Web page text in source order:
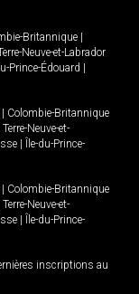
Britannique
Neuve-et-Labrador
Prince-Édouard
Colombie-Britannique
Terre-Neuve-et-
Île-du-Prince-
Colombie-Britannique
Terre-Neuve-et-
Île-du-Prince-
inscriptions au